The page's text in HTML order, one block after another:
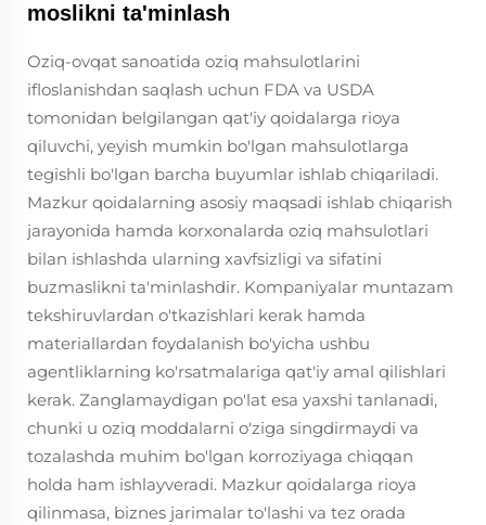
moslikni ta'minlash
Oziq-ovqat sanoatida oziq mahsulotlarini
ifloslanishdan saqlash uchun FDA va USDA
tomonidan belgilangan qat'iy qoidalarga rioya
qiluvchi, yeyish mumkin bo'lgan mahsulotlarga
tegishli bo'lgan barcha buyumlar ishlab chiqariladi.
Mazkur qoidalarning asosiy maqsadi ishlab chiqarish
jarayonida hamda korxonalarda oziq mahsulotlari
bilan ishlashda ularning xavfsizligi va sifatini
buzmaslikni ta'minlashdir. Kompaniyalar muntazam
tekshiruvlardan o'tkazishlari kerak hamda
materiallardan foydalanish bo'yicha ushbu
agentliklarning ko'rsatmalariga qat'iy amal qilishlari
kerak. Zanglamaydigan po'lat esa yaxshi tanlanadi,
chunki u oziq moddalarni o'ziga singdirmaydi va
tozalashda muhim bo'lgan korroziyaga chiqqan
holda ham ishlayveradi. Mazkur qoidalarga rioya
qilinmasa, biznes jarimalar to'lashi va tez orada